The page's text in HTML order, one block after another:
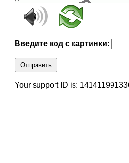
Введите код с картинки:
Отправить
Your support ID is: